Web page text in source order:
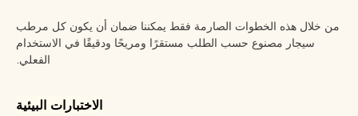
من خلال هذه الخطوات الصارمة فقط يمكننا ضمان أن يكون كل مرطب
سيجار مصنوع حسب الطلب مستقرًا ومريحًا ودقيقًا في الاستخدام
الفعلي.
الاختبارات البيئية